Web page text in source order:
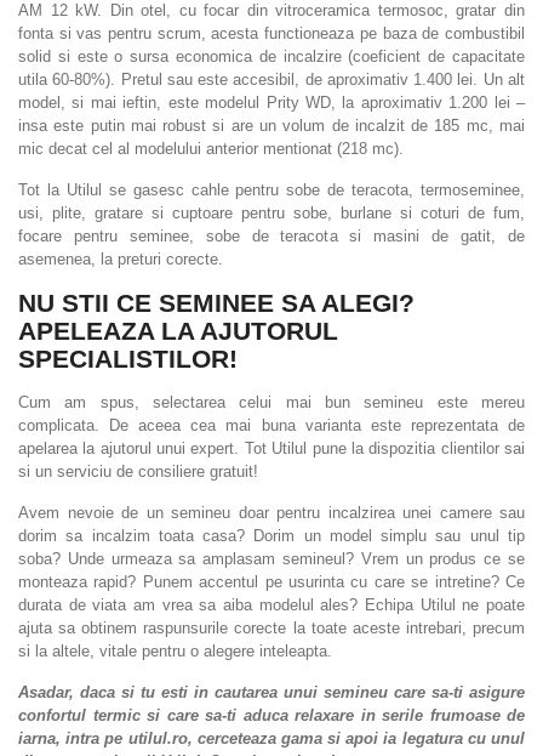
AM 12 kW. Din otel, cu focar din vitroceramica termosoc, gratar din
fonta si vas pentru scrum, acesta functioneaza pe baza de combustibil
solid si este o sursa economica de incalzire (coeficient de capacitate
utila 60-80%). Pretul sau este accesibil, de aproximativ 1.400 lei. Un alt
model, si mai ieftin, este modelul Prity WD, la aproximativ 1.200 lei –
insa este putin mai robust si are un volum de incalzit de 185 mc, mai
mic decat cel al modelului anterior mentionat (218 mc).
Tot la Utilul se gasesc cahle pentru sobe de teracota, termoseminee,
usi, plite, gratare si cuptoare pentru sobe, burlane si coturi de fum,
focare pentru seminee, sobe de teracota si masini de gatit, de
asemenea, la preturi corecte.
NU STII CE SEMINEE SA ALEGI?
APELEAZA LA AJUTORUL
SPECIALISTILOR!
Cum am spus, selectarea celui mai bun semineu este mereu
complicata. De aceea cea mai buna varianta este reprezentata de
apelarea la ajutorul unui expert. Tot Utilul pune la dispozitia clientilor sai
si un serviciu de consiliere gratuit!
Avem nevoie de un semineu doar pentru incalzirea unei camere sau
dorim sa incalzim toata casa? Dorim un model simplu sau unul tip
soba? Unde urmeaza sa amplasam semineul? Vrem un produs ce se
monteaza rapid? Punem accentul pe usurinta cu care se intretine? Ce
durata de viata am vrea sa aiba modelul ales? Echipa Utilul ne poate
ajuta sa obtinem raspunsurile corecte la toate aceste intrebari, precum
si la altele, vitale pentru o alegere inteleapta.
Asadar, daca si tu esti in cautarea unui semineu care sa-ti asigure
confortul termic si care sa-ti aduca relaxare in serile frumoase de
iarna, intra pe utilul.ro, cerceteaza gama si apoi ia legatura cu unul